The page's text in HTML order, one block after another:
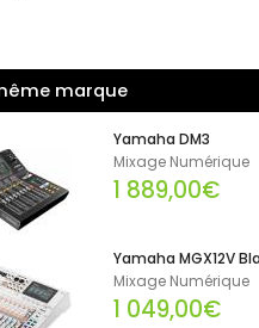
marque
Yamaha DM3
Mixage Numérique
1 889,00€
Yamaha MGX12V
Mixage Numérique
1 049,00€